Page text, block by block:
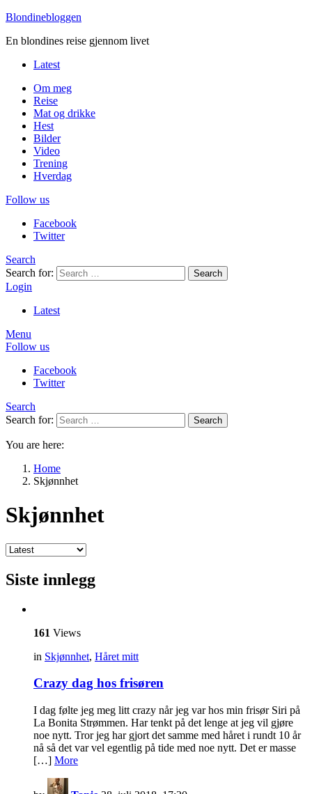
Blondinebloggen
En blondines reise gjennom livet
Latest
Om meg
Reise
Mat og drikke
Hest
Bilder
Video
Trening
Hverdag
Follow us
Facebook
Twitter
Search
Search for:
Search
Login
Latest
Menu
Follow us
Facebook
Twitter
Search
Search for:
Search
You are here:
Home
Skjønnhet
Skjønnhet
Siste innlegg
161 Views
in Skjønnhet, Håret mitt
Crazy dag hos frisøren
I dag følte jeg meg litt crazy når jeg var hos min frisør Siri på
La Bonita Strømmen. Har tenkt på det lenge at jeg vil gjøre
noe nytt. Tror jeg har gjort det samme med håret i rundt 10 år
nå så det var vel egentlig på tide med noe nytt. Det er masse
[…] More